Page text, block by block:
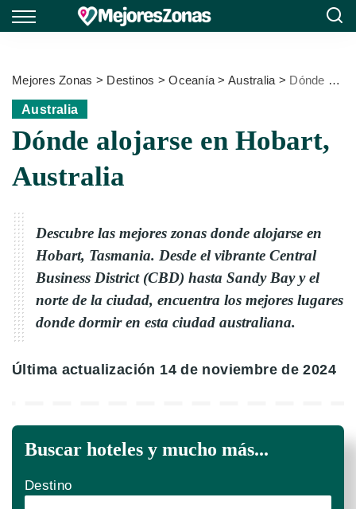
Mejores Zonas > Destinos >Oceanía >Australia > Dónde alojarse en Hobart, Australia
Australia
Dónde alojarse en Hobart,
Australia
Descubre las mejores zonas donde alojarse en
Hobart, Tasmania. Desde el vibrante Central
Business District (CBD) hasta Sandy Bay y el
norte de la ciudad, encuentra los mejores lugares
donde dormir en esta ciudad australiana.
Última actualización 14 de noviembre de 2024
Buscar hoteles y mucho más...
Destino